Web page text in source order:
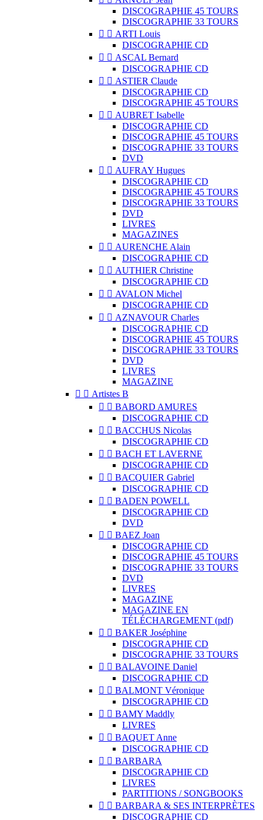
DISCOGRAPHIE 45 TOURS
DISCOGRAPHIE 33 TOURS
  ARTI Louis
DISCOGRAPHIE CD
  ASCAL Bernard
DISCOGRAPHIE CD
  ASTIER Claude
DISCOGRAPHIE CD
DISCOGRAPHIE 45 TOURS
  AUBRET Isabelle
DISCOGRAPHIE CD
DISCOGRAPHIE 45 TOURS
DISCOGRAPHIE 33 TOURS
DVD
  AUFRAY Hugues
DISCOGRAPHIE CD
DISCOGRAPHIE 45 TOURS
DISCOGRAPHIE 33 TOURS
DVD
LIVRES
MAGAZINES
  AURENCHE Alain
DISCOGRAPHIE CD
  AUTHIER Christine
DISCOGRAPHIE CD
  AVALON Michel
DISCOGRAPHIE CD
  AZNAVOUR Charles
DISCOGRAPHIE CD
DISCOGRAPHIE 45 TOURS
DISCOGRAPHIE 33 TOURS
DVD
LIVRES
MAGAZINE
  Artistes B
  BABORD AMURES
DISCOGRAPHIE CD
  BACCHUS Nicolas
DISCOGRAPHIE CD
  BACH ET LAVERNE
DISCOGRAPHIE CD
  BACQUIER Gabriel
DISCOGRAPHIE CD
  BADEN POWELL
DISCOGRAPHIE CD
DVD
  BAEZ Joan
DISCOGRAPHIE CD
DISCOGRAPHIE 45 TOURS
DISCOGRAPHIE 33 TOURS
DVD
LIVRES
MAGAZINE
MAGAZINE EN
TÉLÉCHARGEMENT (pdf)
  BAKER Joséphine
DISCOGRAPHIE CD
DISCOGRAPHIE 33 TOURS
  BALAVOINE Daniel
DISCOGRAPHIE CD
  BALMONT Véronique
DISCOGRAPHIE CD
  BAMY Maddly
LIVRES
  BAQUET Anne
DISCOGRAPHIE CD
  BARBARA
DISCOGRAPHIE CD
LIVRES
PARTITIONS / SONGBOOKS
  BARBARA & SES INTERPRÈTES
DISCOGRAPHIE CD